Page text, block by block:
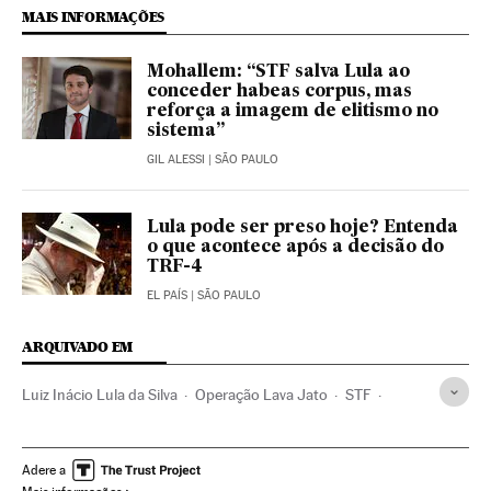
MAIS INFORMAÇÕES
Mohallem: “STF salva Lula ao
conceder habeas corpus, mas
reforça a imagem de elitismo no
sistema”
GIL ALESSI | SÃO PAULO
Lula pode ser preso hoje? Entenda
o que acontece após a decisão do
TRF-4
EL PAÍS | SÃO PAULO
ARQUIVADO EM
Luiz Inácio Lula da Silva Operação Lava Jato STF
Partido dos Trabalhadores
Adere a